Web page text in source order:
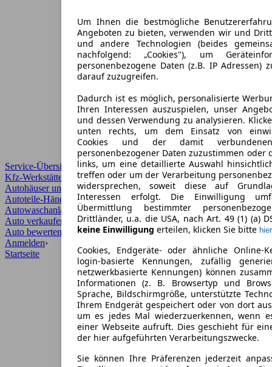
Service-Übersicht
Kfz-Werkstätten
Autohäuser und Händler
Autoteile-Händler
Autowaschanlagen
Auto verkaufen
Auto bewerten
Anmelden›
Um Ihnen die bestmögliche
Angeboten zu bieten, verwenden wir und
und andere Technologien (beides
nachfolgend: „Cookies"), um
personenbezogene Daten (z.B. IP Adressen)
darauf zuzugreifen.
Dadurch ist es möglich, personalisierte
Ihren Interessen auszuspielen, unser
und dessen Verwendung zu analysieren.
unten rechts, um dem Einsatz von
Cookies und der damit
personenbezogener Daten zuzustimmen oder
links, um eine detaillierte Auswahl
treffen oder um der Verarbeitung
widersprechen, soweit diese auf
Interessen erfolgt. Die Einwilligung
Übermittlung bestimmter
Drittländer, u.a. die USA, nach Art. 49 (1) (a)
keine Einwilligung erteilen, klicken Sie bitte hier
Cookies, Endgeräte- oder ähnliche Online-
login-basierte Kennungen, zufällig
netzwerkbasierte Kennungen) können
Informationen (z. B. Browsertyp und
Sprache, Bildschirmgröße, unterstützte
Ihrem Endgerät gespeichert oder von dort
um es jedes Mal wiederzuerkennen, wenn
einer Webseite aufruft. Dies geschieht für
der hier aufgeführten Verarbeitungszwecke.
Sie können Ihre Präferenzen jederzeit
Startseite